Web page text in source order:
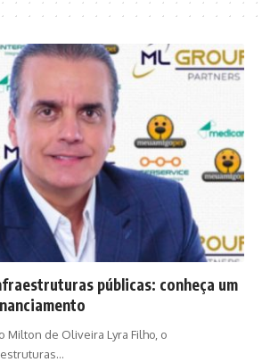
públicas: conheça um
Milton de Oliveira Lyra Filho, o